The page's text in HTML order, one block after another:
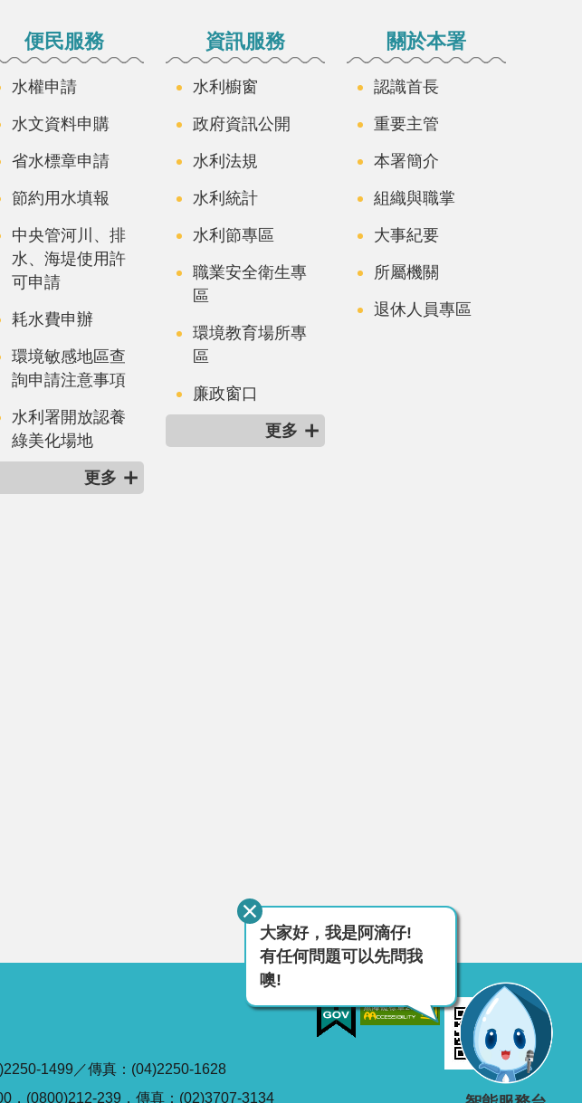
便民服務
水權申請
水文資料申購
省水標章申請
節約用水填報
中央管河川、排
水、海堤使用許
可申請
耗水費申辦
環境敏感地區查
詢申請注意事項
水利署開放認養
綠美化場地
更多
資訊服務
水利櫥窗
政府資訊公開
水利法規
水利統計
水利節專區
職業安全衛生專
區
環境教育場所專
區
廉政窗口
更多
關於本署
認識首長
重要主管
本署簡介
組織與職掌
大事紀要
所屬機關
退休人員專區
1499／傳真：(04)2250-1628
，(0800)212-239，傳真：(02)3707-3134
大家好，我是阿滴仔!
有任何問題可以先問我
噢!